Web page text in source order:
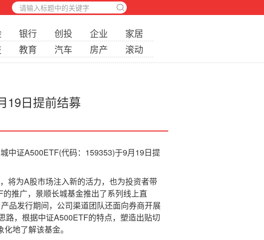
银行 创投 企业
家居
教育 汽车 房产 滚动
19日提前结募
证A500ETF(代码：159353)于9月19日提
为A股市场注入新的活力，也为投资者带
推广，景顺长城基金推出了系列线上直
品发行期间，公司渠道团队还面向券商开展
路，根据中证A500ETF的特点，塑造出贴切
地了解该基金。